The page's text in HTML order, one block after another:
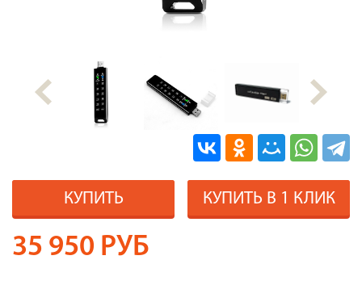
КУПИТЬ КУПИТЬ В 1 КЛИК
35 950 РУБ